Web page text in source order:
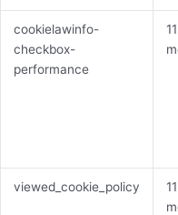
cookielawinfo-
checkbox-
performance
11
viewed_cookie_policy
11